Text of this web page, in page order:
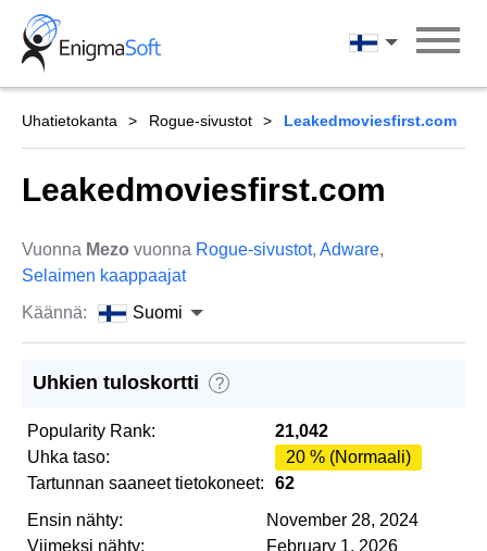
Skip
content
Suomi
Uhatietokanta Rogue-sivustot Leakedmoviesfirst.com
Leakedmoviesfirst.com
Vuonna Mezo vuonna Rogue-sivustot, Adware,
Selaimen kaappaajat
Käännä:
Suomi
Uhkien tuloskortti ?
Popularity Rank:
21,042
Uhka taso:
20 % (Normaali)
Tartunnan saaneet tietokoneet:
62
Ensin nähty:
November 28, 2024
Viimeksi nähty:
February 1, 2026